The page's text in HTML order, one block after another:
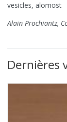
vesicles, alomost
Alain Prochiantz,
Dernières